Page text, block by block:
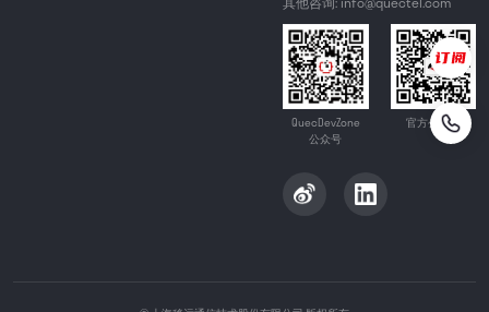
QuecDevZone
公众号
官方公众号